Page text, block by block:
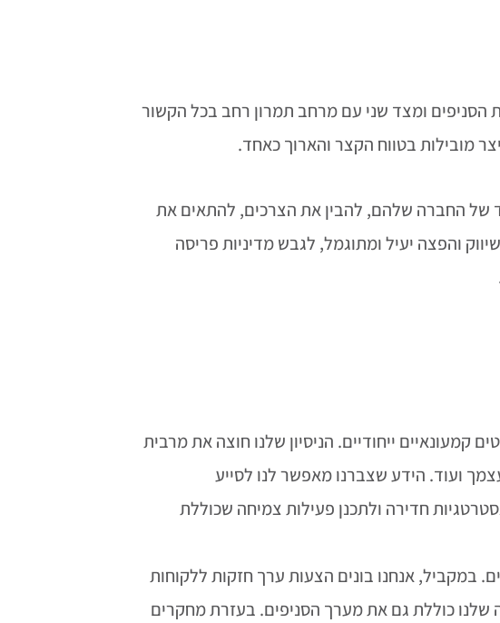
הסניפים ומצד שני עם מרחב תמרון רחב בכל הקשור
מובילות בטווח הקצר והארוך כאחד.
של החברה שלהם, להבין את הצרכים, להתאים את
והפצה יעיל ומתוגמל, לגבש מדיניות פריסה
קמעונאיים ייחודיים. הניסיון שלנו חוצה את מרבית
ועוד. הידע שצברנו מאפשר לנו לסייע
חדירה ולתכנן פעילות צמיחה שכוללת
במקביל, אנחנו בונים הצעות ערך חזקות ללקוחות
שלנו כוללת גם את מערך הסניפים. בעזרת מחקרים